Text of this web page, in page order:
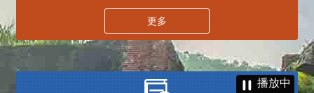
更多
播放中